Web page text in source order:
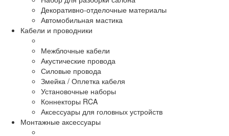
Декоративно-отделочные материалы
Автомобильная мастика
Кабели и проводники
Межблочные кабели
Акустические провода
Силовые провода
Змейка / Оплетка кабеля
Установочные наборы
Коннекторы RCA
Аксессуары для головных устройств
Монтажные аксессуары